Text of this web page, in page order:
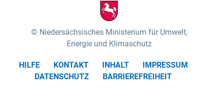
Niedersächsisches Ministerium für Umwelt,
Energie und Klimaschutz
HILFE KONTAKT INHALT
IMPRESSUM
DATENSCHUTZ
BARRIEREFREIHEIT